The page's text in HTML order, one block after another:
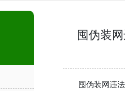
囤伪装
囤伪装网违法